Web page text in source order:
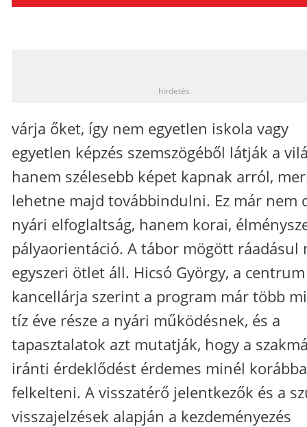
hirdetés
várja őket, így nem egyetlen iskola vagy
egyetlen képzés szemszögéből látják a
hanem szélesebb képet kapnak arról,
lehetne majd továbbindulni. Ez már nem
nyári elfoglaltság, hanem korai,
pályaorientáció. A tábor mögött ráadásul
egyszeri ötlet áll. Hicsó György, a centrum
kancellárja szerint a program már több
tíz éve része a nyári működésnek, és a
tapasztalatok azt mutatják, hogy a
iránti érdeklődést érdemes minél
felkelteni. A visszatérő jelentkezők és a
visszajelzések alapján a kezdeményezés